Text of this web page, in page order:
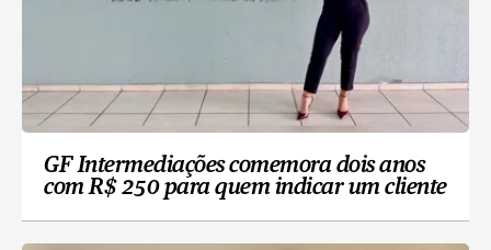
GF Intermediações comemora dois anos
com R$ 250 para quem indicar um cliente